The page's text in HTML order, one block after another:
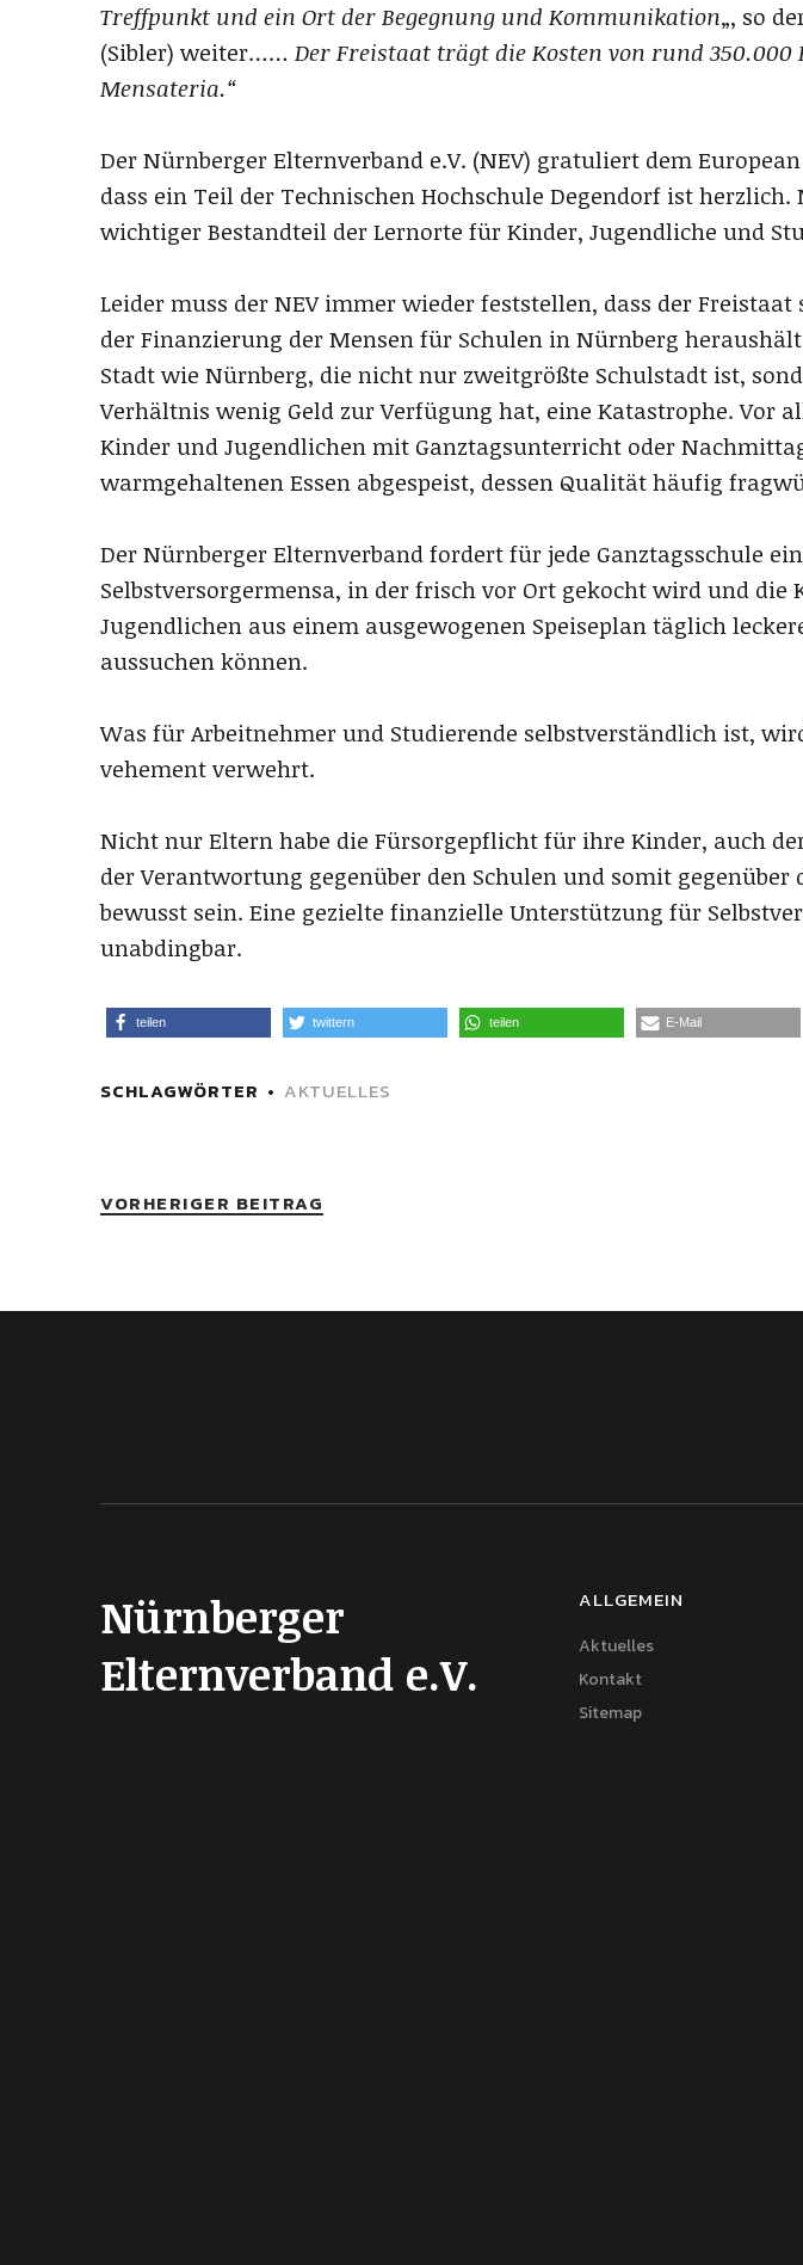
Treffpunkt und ein Ort der Begegnung und Kommunikation„, so
(Sibler) weiter…… Der Freistaat trägt die Kosten von rund
Mensateria.“
Der Nürnberger Elternverband e.V. (NEV) gratuliert dem
dass ein Teil der Technischen Hochschule Degendorf ist herzlich.
wichtiger Bestandteil der Lernorte für Kinder, Jugendliche und
Leider muss der NEV immer wieder feststellen, dass der
der Finanzierung der Mensen für Schulen in Nürnberg
Stadt wie Nürnberg, die nicht nur zweitgrößte Schulstadt ist,
Verhältnis wenig Geld zur Verfügung hat, eine Katastrophe. Vor
Kinder und Jugendlichen mit Ganztagsunterricht oder
warmgehaltenen Essen abgespeist, dessen Qualität häufig
Der Nürnberger Elternverband fordert für jede Ganztagsschule
Selbstversorgermensa, in der frisch vor Ort gekocht wird und die
Jugendlichen aus einem ausgewogenen Speiseplan täglich
aussuchen können.
Was für Arbeitnehmer und Studierende selbstverständlich ist,
vehement verwehrt.
Nicht nur Eltern habe die Fürsorgepflicht für ihre Kinder, auch
der Verantwortung gegenüber den Schulen und somit gegenüber
bewusst sein. Eine gezielte finanzielle Unterstützung für
unabdingbar.
teilen twittern teilen E-Mail
SCHLAGWÖRTER AKTUELLES
VORHERIGER BEITRAG
Nürnberger
Elternverband e.V.
ALLGEMEIN
Aktuelles
Kontakt
Sitemap